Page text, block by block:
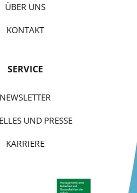
ÜBER UNS
KONTAKT
SERVICE
NEWSLETTER
UND PRESSE
KARRIERE